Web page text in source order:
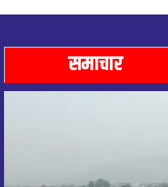
७
८ महिना अघि
८
आज पाथिभारा
आज माताभगवती
समाचार